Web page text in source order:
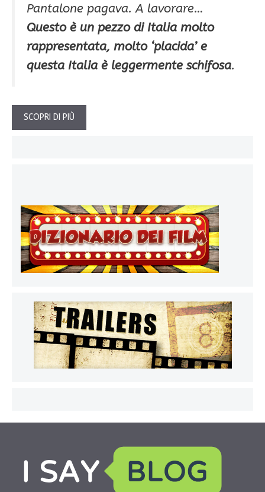
Pantalone pagava. A lavorare…
Questo è un pezzo di Italia molto
rappresentata, molto ‘placida’ e
questa Italia è leggermente schifosa.
SCOPRI DI PIÙ